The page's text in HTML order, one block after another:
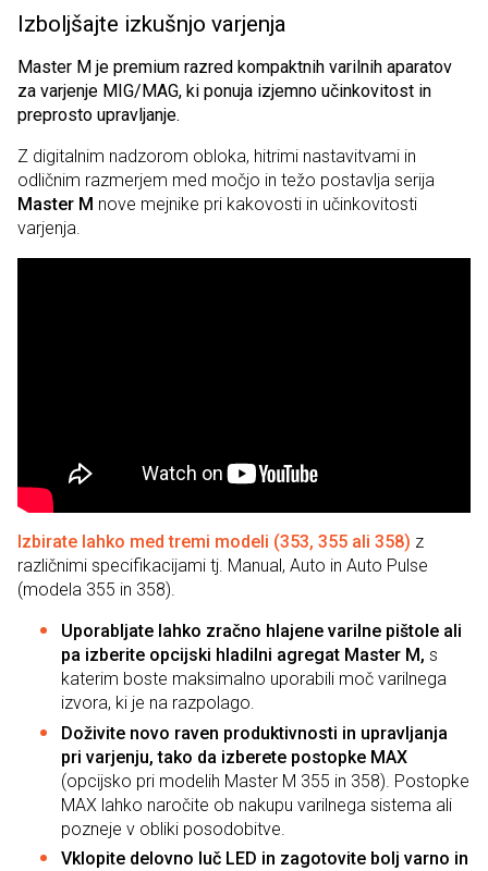
Izboljšajte izkušnjo varjenja
Master M je premium razred kompaktnih varilnih aparatov
za varjenje MIG/MAG, ki ponuja izjemno učinkovitost in
preprosto upravljanje.
Z digitalnim nadzorom obloka, hitrimi nastavitvami in
odličnim razmerjem med močjo in težo postavlja serija
Master M nove mejnike pri kakovosti in učinkovitosti
varjenja.
Izbirate lahko med tremi modeli (353, 355 ali 358) z
različnimi specifikacijami tj. Manual, Auto in Auto Pulse
(modela 355 in 358).
Uporabljate lahko zračno hlajene varilne pištole ali
pa izberite opcijski hladilni agregat Master M, s
katerim boste maksimalno uporabili moč varilnega
izvora, ki je na razpolago.
Doživite novo raven produktivnosti in upravljanja
pri varjenju, tako da izberete postopke MAX
(opcijsko pri modelih Master M 355 in 358). Postopke
MAX lahko naročite ob nakupu varilnega sistema ali
pozneje v obliki posodobitve.
Vklopite delovno luč LED in zagotovite bolj varno in